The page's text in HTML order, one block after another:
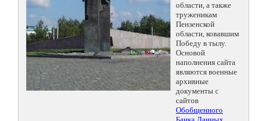
области, а также
труженикам
Пензенской
области, ковавшим
Победу в тылу.
Основой
наполнения сайта
являются военные
архивные
документы с
сайтов
Обобщенного